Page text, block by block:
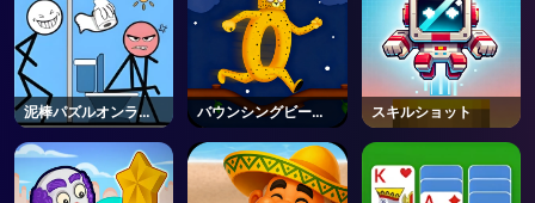
泥棒パズルオンライ
ン
バウンシングビース
ト
スキルショット